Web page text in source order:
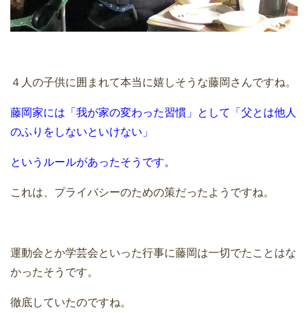
４人の子供に囲まれて本当に嬉しそうな藤岡さんですね。
藤岡家には「我が家の変わった習慣」として「父とは他人
のふりをしないといけない」
というルールがあったそうです。
これは、プライバシーのための策だったようですね。
運動会とか学芸会といった行事に藤岡は一切でたことはな
かったそうです。
徹底していたのですね。